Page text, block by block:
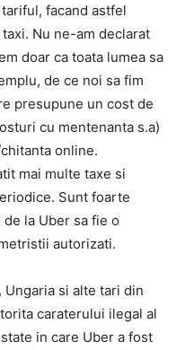
personal
facand astfel
Nu ne-am declarat
doar ca toata lumea sa
de ce noi sa fim
presupune un cost de
cu mentenanta s.a)
online.
mai multe taxe si
Sunt foarte
la Uber sa fie o
autorizati.
Ungaria si alte tari din
caraterului ilegal al
in care Uber a fost